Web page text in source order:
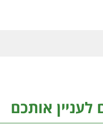
לעניין אותכם